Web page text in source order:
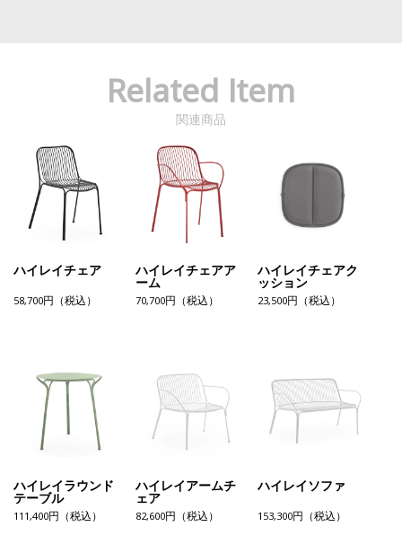
Related Item
関連商品
ハイレイチェア
58,700円（税込）
ハイレイチェアア
ーム
70,700円（税込）
ハイレイチェアク
ッション
23,500円（税込）
ハイレイラウンド
テーブル
111,400円（税込）
ハイレイアームチ
ェア
82,600円（税込）
ハイレイソファ
153,300円（税込）